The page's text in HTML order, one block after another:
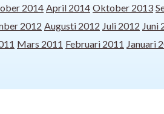
2014 April 2014 Oktober 2013
2012 Augusti 2012 Juli 2012 Juni
Mars 2011 Februari 2011 Januari